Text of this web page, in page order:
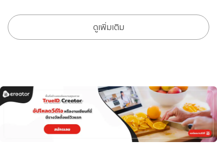
เฟสติวัล ครั้งที่ 15
ดูเพิ่มเติม